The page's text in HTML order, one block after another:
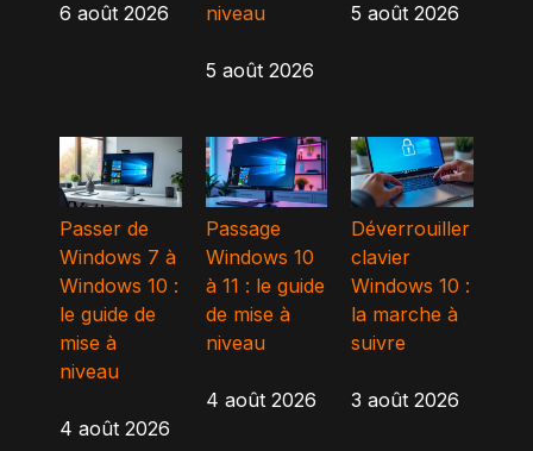
6 août 2026
niveau
5 août 2026
5 août 2026
Passer de
Windows 7 à
Windows 10 :
le guide de
mise à
niveau
4 août 2026
Passage
Windows 10
à 11 : le guide
de mise à
niveau
4 août 2026
Déverrouiller
clavier
Windows 10 :
la marche à
suivre
3 août 2026